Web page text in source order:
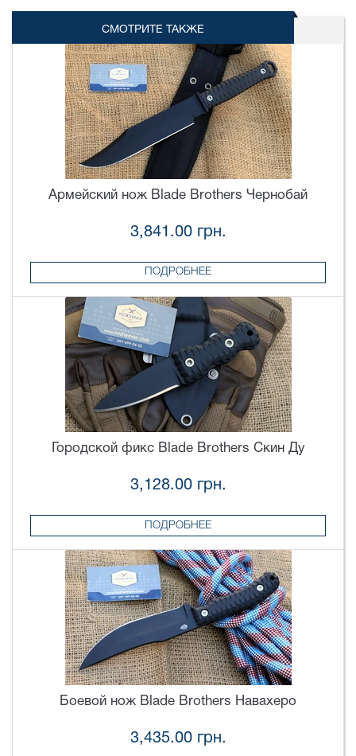
СМОТРИТЕ ТАКЖЕ
Армейский нож Blade Brothers Чернобай
3,841.00 грн.
ПОДРОБНЕЕ
Городской фикс Blade Brothers Скин Ду
3,128.00 грн.
ПОДРОБНЕЕ
Боевой нож Blade Brothers Навахеро
3,435.00 грн.